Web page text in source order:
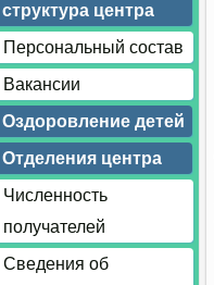
структура центра
Персональный состав
Вакансии
Оздоровление детей
Отделения центра
Численность
получателей
Сведения об